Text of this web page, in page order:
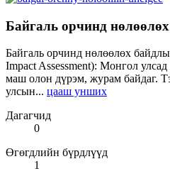
Байгаль орчинд
Байгаль орчинд нөлөөлөх
Impact Assessment): Монгол
маш олон дүрэм, журам байдаг.
улсын... цааш унших
Дагагчид
0
Өгөгдлийн бүрдлүүд
1